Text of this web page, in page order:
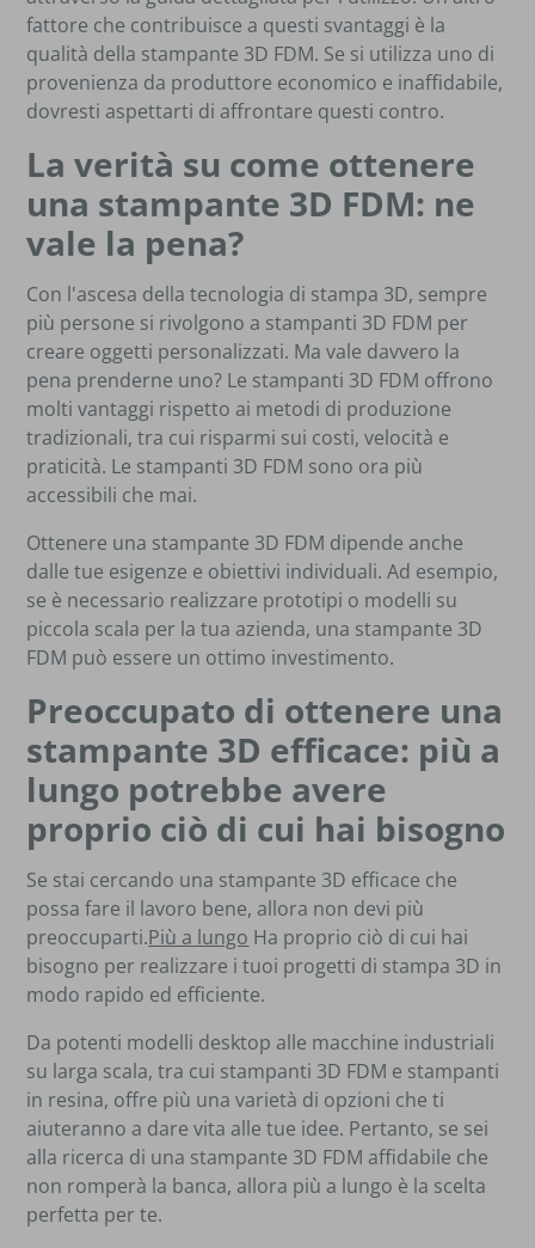
fattore che contribuisce a questi svantaggi è la
qualità della stampante 3D FDM. Se si utilizza uno di
provenienza da produttore economico e inaffidabile,
dovresti aspettarti di affrontare questi contro.
La verità su come ottenere
una stampante 3D FDM: ne
vale la pena?
Con l'ascesa della tecnologia di stampa 3D, sempre
più persone si rivolgono a stampanti 3D FDM per
creare oggetti personalizzati. Ma vale davvero la
pena prenderne uno? Le stampanti 3D FDM offrono
molti vantaggi rispetto ai metodi di produzione
tradizionali, tra cui risparmi sui costi, velocità e
praticità. Le stampanti 3D FDM sono ora più
accessibili che mai.
Ottenere una stampante 3D FDM dipende anche
dalle tue esigenze e obiettivi individuali. Ad esempio,
se è necessario realizzare prototipi o modelli su
piccola scala per la tua azienda, una stampante 3D
FDM può essere un ottimo investimento.
Preoccupato di ottenere una
stampante 3D efficace: più a
lungo potrebbe avere
proprio ciò di cui hai bisogno
Se stai cercando una stampante 3D efficace che
possa fare il lavoro bene, allora non devi più
preoccuparti.Più a lungo Ha proprio ciò di cui hai
bisogno per realizzare i tuoi progetti di stampa 3D in
modo rapido ed efficiente.
Da potenti modelli desktop alle macchine industriali
su larga scala, tra cui stampanti 3D FDM e stampanti
in resina, offre più una varietà di opzioni che ti
aiuteranno a dare vita alle tue idee. Pertanto, se sei
alla ricerca di una stampante 3D FDM affidabile che
non romperà la banca, allora più a lungo è la scelta
perfetta per te.